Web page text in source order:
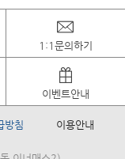
1:1문의하기
이벤트안내
방침 이용안내